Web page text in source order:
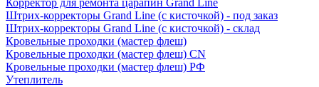
Корректор для ремонта царапин Grand Line
Штрих-корректоры Grand Line (с кисточкой) - под заказ
Штрих-корректоры Grand Line (с кисточкой) - склад
Кровельные проходки (мастер флеш)
Кровельные проходки (мастер флеш) CN
Кровельные проходки (мастер флеш) РФ
Утеплитель